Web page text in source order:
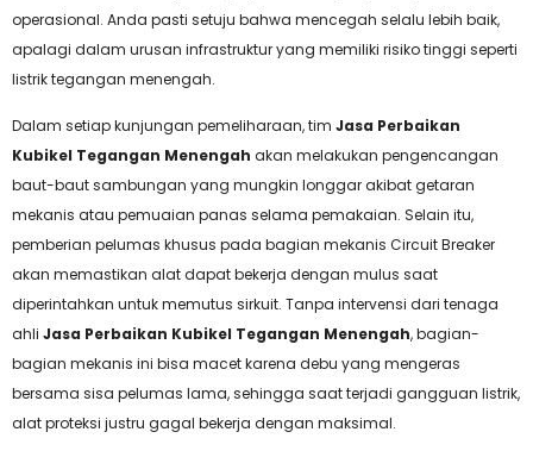
operasional. Anda pasti setuju bahwa mencegah selalu lebih baik,
apalagi dalam urusan infrastruktur yang memiliki risiko tinggi seperti
listrik tegangan menengah.
Dalam setiap kunjungan pemeliharaan, tim Jasa Perbaikan
Kubikel Tegangan Menengah akan melakukan pengencangan
baut-baut sambungan yang mungkin longgar akibat getaran
mekanis atau pemuaian panas selama pemakaian. Selain itu,
pemberian pelumas khusus pada bagian mekanis Circuit Breaker
akan memastikan alat dapat bekerja dengan mulus saat
diperintahkan untuk memutus sirkuit. Tanpa intervensi dari tenaga
ahli Jasa Perbaikan Kubikel Tegangan Menengah, bagian-
bagian mekanis ini bisa macet karena debu yang mengeras
bersama sisa pelumas lama, sehingga saat terjadi gangguan listrik,
alat proteksi justru gagal bekerja dengan maksimal.